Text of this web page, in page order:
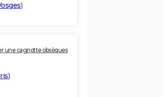
)
une cagnotte obsèques
)